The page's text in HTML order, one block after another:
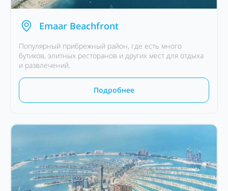
Emaar Beachfront
Популярный прибрежный район, где есть много
бутиков, элитных ресторанов и других мест для отдыха
и развлечений.
Подробнее